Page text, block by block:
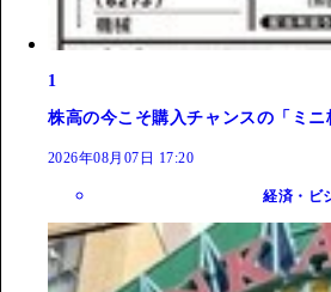
1
株高の今こそ購入チャンスの「ミ
2026年08月07日 17:20
経済・ビ